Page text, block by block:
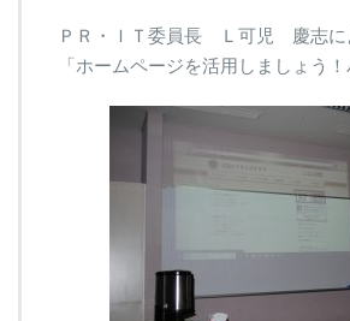
ＰＲ・ＩＴ委員長 Ｌ可児 慶志に
「ホームページを活用しましょう！